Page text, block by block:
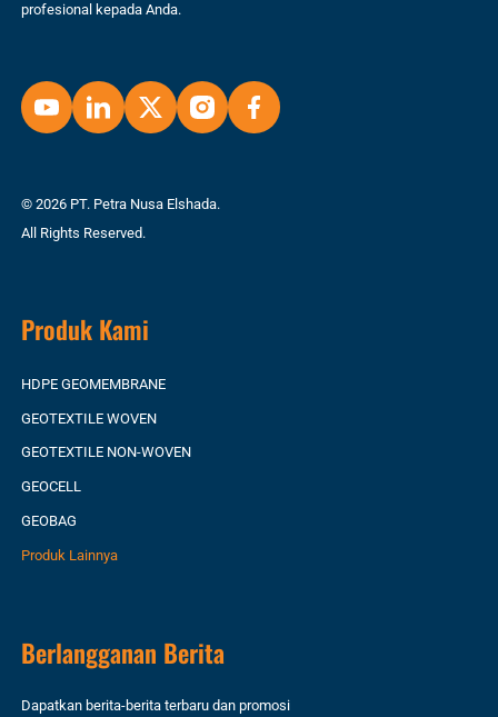
profesional kepada Anda.
© 2026 PT. Petra Nusa Elshada.
All Rights Reserved.
Produk Kami
HDPE GEOMEMBRANE
GEOTEXTILE WOVEN
GEOTEXTILE NON-WOVEN
GEOCELL
GEOBAG
Produk Lainnya
Berlangganan Berita
Dapatkan berita-berita terbaru dan promosi